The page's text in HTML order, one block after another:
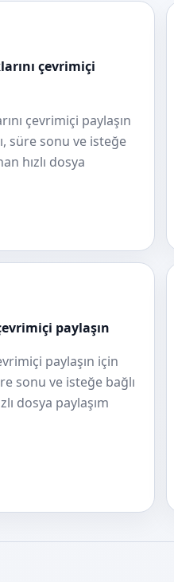
çevrimiçi
çevrimiçi paylaşın
süre sonu ve isteğe
hızlı dosya
paylaşın
paylaşın için
sonu ve isteğe bağlı
dosya paylaşım